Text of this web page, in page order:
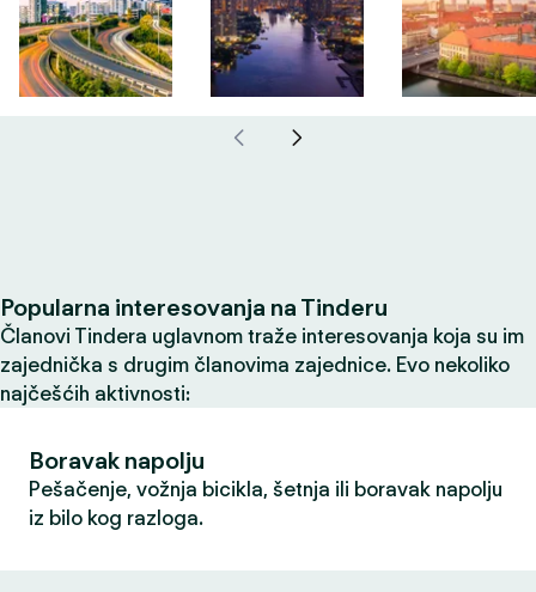
Popularna interesovanja na Tinderu
Članovi Tindera uglavnom traže interesovanja koja su im
zajednička s drugim članovima zajednice. Evo nekoliko
najčešćih aktivnosti:
Boravak napolju
Pešačenje, vožnja bicikla, šetnja ili boravak napolju
iz bilo kog razloga.